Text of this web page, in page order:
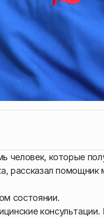
человек, которые
рассказал
состоянии.